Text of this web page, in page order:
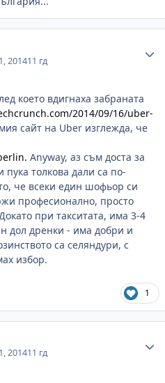
201411 гд
което вдигнаха забраната
2014/09/16/uber-
сайт на Uber изглежда, че
Anyway, аз съм доста за
толкова дали са по-
че всеки един шофьор си
професионално, просто
при такситата, има 3-4
дол дренки - има добри и
са селяндури, с
избор.
1
201411 гд